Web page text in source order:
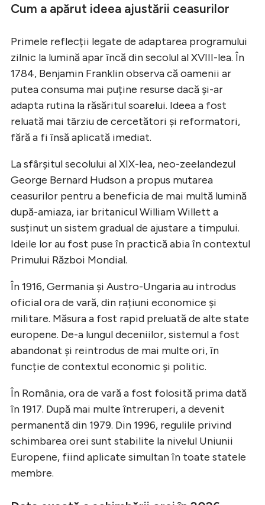
Cum a apărut ideea ajustării ceasurilor
Primele reflecții legate de adaptarea programului
zilnic la lumină apar încă din secolul al XVIII-lea. În
1784, Benjamin Franklin observa că oamenii ar
putea consuma mai puține resurse dacă și-ar
adapta rutina la răsăritul soarelui. Ideea a fost
reluată mai târziu de cercetători și reformatori,
fără a fi însă aplicată imediat.
La sfârșitul secolului al XIX-lea, neo-zeelandezul
George Bernard Hudson a propus mutarea
ceasurilor pentru a beneficia de mai multă lumină
după-amiaza, iar britanicul William Willett a
susținut un sistem gradual de ajustare a timpului.
Ideile lor au fost puse în practică abia în contextul
Primului Război Mondial.
În 1916, Germania și Austro-Ungaria au introdus
oficial ora de vară, din rațiuni economice și
militare. Măsura a fost rapid preluată de alte state
europene. De-a lungul deceniilor, sistemul a fost
abandonat și reintrodus de mai multe ori, în
funcție de contextul economic și politic.
În România, ora de vară a fost folosită prima dată
în 1917. După mai multe întreruperi, a devenit
permanentă din 1979. Din 1996, regulile privind
schimbarea orei sunt stabilite la nivelul Uniunii
Europene, fiind aplicate simultan în toate statele
membre.